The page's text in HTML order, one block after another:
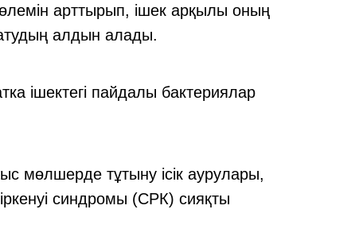
арттырып, ішек арқылы оның
алдын алады.
ішектегі пайдалы бактериялар
мөлшерде тұтыну ісік аурулары,
синдромы (СРК) сияқты